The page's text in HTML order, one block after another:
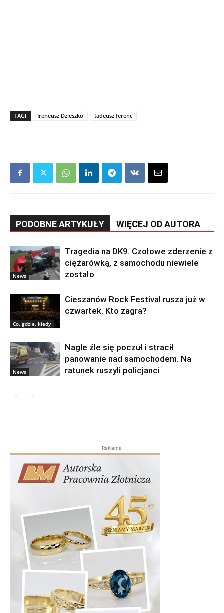
TAGI Ireneusz Dzieszko tadeusz ferenc
PODOBNE ARTYKUŁY WIĘCEJ OD AUTORA
News
Tragedia na DK9. Czołowe zderzenie z
ciężarówką, z samochodu niewiele
zostało
Co, gdzie, kiedy
Cieszanów Rock Festival rusza już w
czwartek. Kto zagra?
News
Nagle źle się poczuł i stracił
panowanie nad samochodem. Na
ratunek ruszyli policjanci
Reklama